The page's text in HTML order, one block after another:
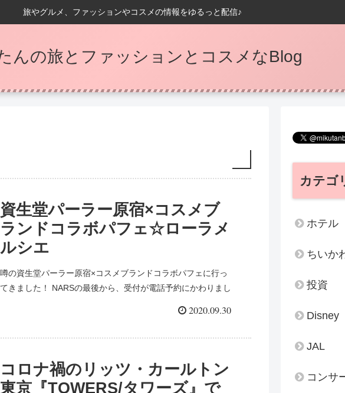
旅やグルメ、ファッションやコスメの情報をゆるっと配信♪
んの旅とファッションとコスメなBlog
資生堂パーラー原宿×コスメブ
ランドコラボパフェ☆ローラメ
ルシエ
噂の資生堂パーラー原宿×コスメブランドコラボパフェに行っ
てきました！ NARSの最後から、受付が電話予約にかわりまし
2020.09.30
コロナ禍のリッツ・カールトン
東京『TOWERS/タワーズ』で
カテゴ
ホテル
ちいか
投資
Disney
JAL
コンサ